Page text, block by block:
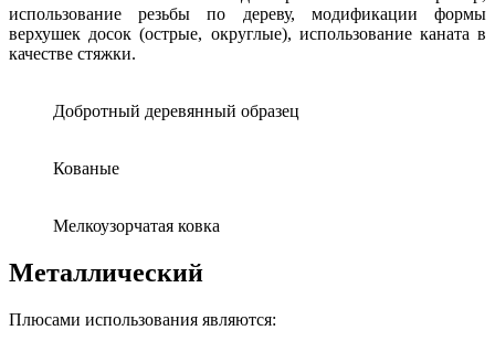
использование резьбы по дереву, модификации формы
верхушек досок (острые, округлые), использование каната в
качестве стяжки.
Добротный деревянный образец
Кованые
Мелкоузорчатая ковка
Металлический
Плюсами использования являются: